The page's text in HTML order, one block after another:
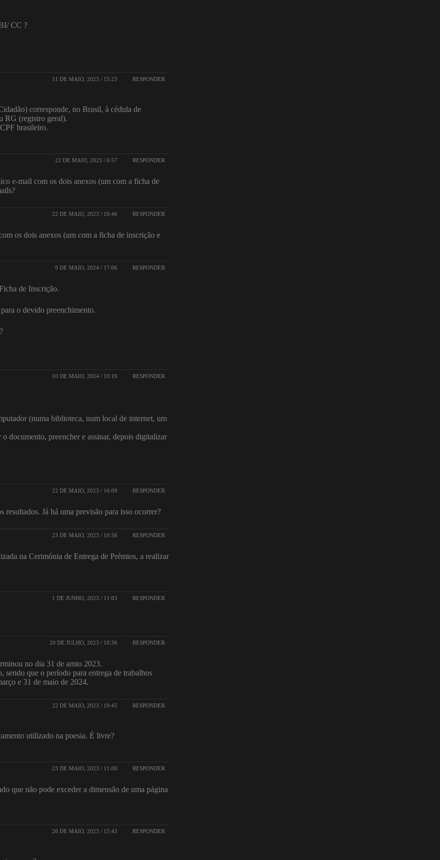
CC ?
11 DE MAIO, 2023 / 15:23 RESPONDER
corresponde, no Brasil, à cédula de
RG (registro geral).
brasileiro.
22 DE MAIO, 2023 / 0:57 RESPONDER
e-mail com os dois anexos (um com a ficha de
22 DE MAIO, 2023 / 10:46 RESPONDER
os dois anexos (um com a ficha de inscrição e
9 DE MAIO, 2024 / 17:06 RESPONDER
de Inscrição.
o devido preenchimento.
10 DE MAIO, 2024 / 10:19 RESPONDER
(numa biblioteca, num local de internet, um
documento, preencher e assinar, depois digitalizar
22 DE MAIO, 2023 / 16:09 RESPONDER
Já há uma previsão para isso ocorrer?
23 DE MAIO, 2023 / 10:56 RESPONDER
na Cerimónia de Entrega de Prémios, a realizar
1 DE JUNHO, 2023 / 11:03 RESPONDER
20 DE JULHO, 2023 / 10:36 RESPONDER
no dia 31 de amio 2023.
sendo que o período para entrega de trabalhos
e 31 de maio de 2024.
22 DE MAIO, 2023 / 19:45 RESPONDER
utilizado na poesia. É livre?
23 DE MAIO, 2023 / 11:00 RESPONDER
que não pode exceder a dimensão de uma página
26 DE MAIO, 2023 / 15:43 RESPONDER